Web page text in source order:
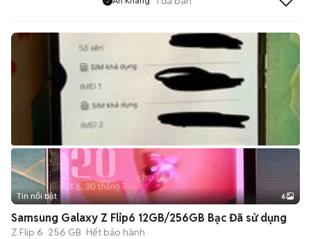
+2
Tin nổi bật 6
Samsung Galaxy Z Flip6 12GB/256GB Bạc Đã sử dụng
Z Flip 6 256 GB Hết bảo hành